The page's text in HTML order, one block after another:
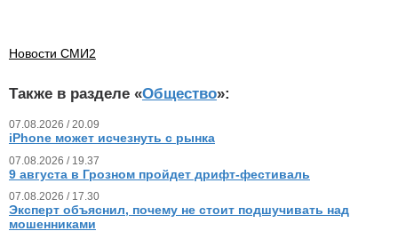
Новости СМИ2
Также в разделе «Общество»:
07.08.2026 / 20.09
iPhone может исчезнуть с рынка
07.08.2026 / 19.37
9 августа в Грозном пройдет дрифт-фестиваль
07.08.2026 / 17.30
Эксперт объяснил, почему не стоит подшучивать над
мошенниками